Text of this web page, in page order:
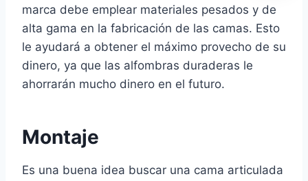
marca debe emplear materiales pesados ​​y de
alta gama en la fabricación de las camas. Esto
le ayudará a obtener el máximo provecho de su
dinero, ya que las alfombras duraderas le
ahorrarán mucho dinero en el futuro.
Montaje
Es una buena idea buscar una cama articulada